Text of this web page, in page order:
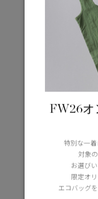
-
寒冷地のデ
性と
FW26オ
特別な一着
対象
お選び
限定オ
エコバッグ